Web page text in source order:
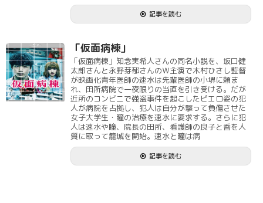
記事を読む
「仮面病棟」
「仮面病棟」知念実希人さんの同名小説を、坂口健
太郎さんと永野芽郁さんのＷ主演で木村ひさし監督
が映画化青年医師の速水は先輩医師の小堺に頼ま
れ、田所病院で一夜限りの当直を引き受ける。だが
近所のコンビニで強盗事件を起こしたピエロ姿の犯
人が病院を占拠し、犯人は自分が撃って負傷させた
女子大学生・瞳の治療を速水に要求する。さらに犯
人は速水や瞳、院長の田所、看護師の良子と香を人
質に取って籠城を開始。速水と瞳は病
記事を読む